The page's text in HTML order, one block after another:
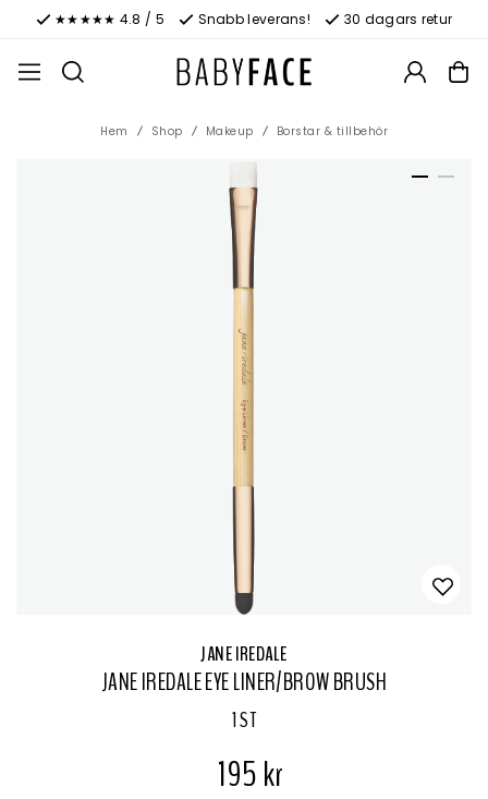
★★★★★ 4.8 / 5 Snabb leverans! 30 dagars retur
Hem Shop Makeup Borstar & tillbehör
JANE IREDALE
JANE IREDALE EYE LINER/BROW BRUSH
1 ST
195 kr